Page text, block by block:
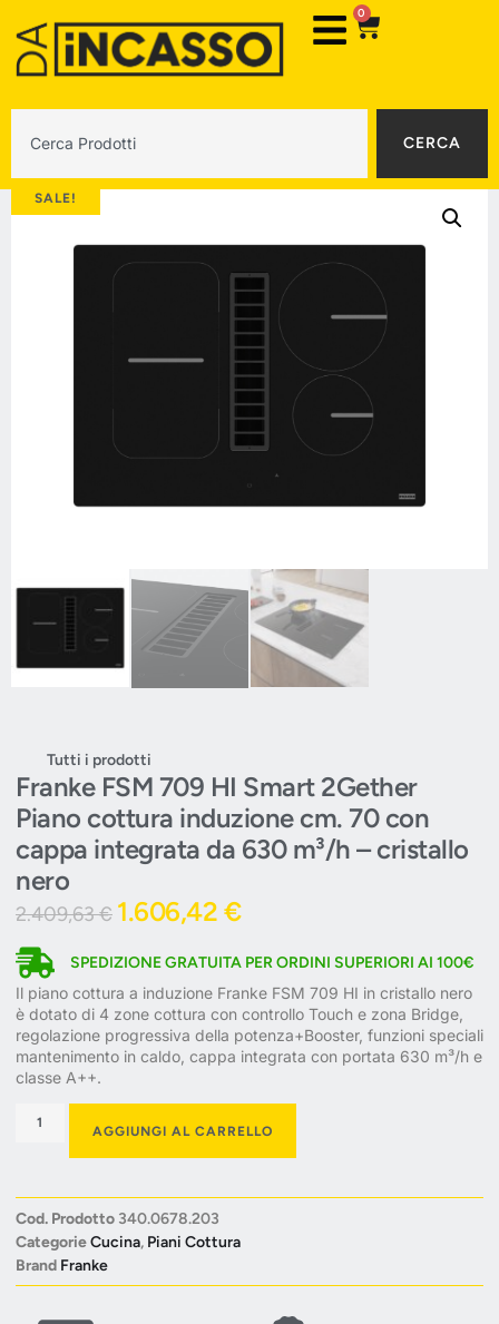
0
CERCA
SALE!
Tutti i prodotti
Franke FSM 709 HI Smart 2Gether
Piano cottura induzione cm. 70 con
cappa integrata da 630 m³/h – cristallo
nero
2.409,63€ 1.606,42 €
SPEDIZIONE GRATUITA PER ORDINI SUPERIORI AI 100€
Il piano cottura a induzione Franke FSM 709 HI in cristallo nero
è dotato di 4 zone cottura con controllo Touch e zona Bridge,
regolazione progressiva della potenza+Booster, funzioni speciali
mantenimento in caldo, cappa integrata con portata 630 m³/h e
classe A++.
AGGIUNGI AL CARRELLO
Cod. Prodotto 340.0678.203
CategorieCucina, Piani Cottura
Brand Franke